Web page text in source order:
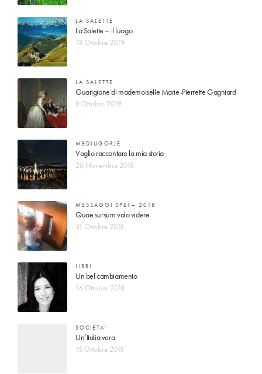
LA SALETTE
La Salette – il luogo
13 Ottobre 2019
LA SALETTE
Guarigione di mademoiselle Marie-Pierrette Gagniard
8 Ottobre 2019
MEDJUGORJE
Voglio raccontare la mia storia
26 Novembre 2018
MESSAGGI SPEI – 2018
Quae sursum volo videre
31 Ottobre 2018
LIBRI
Un bel cambiamento
16 Ottobre 2018
SOCIETA'
Un’Italia vera
15 Ottobre 2018